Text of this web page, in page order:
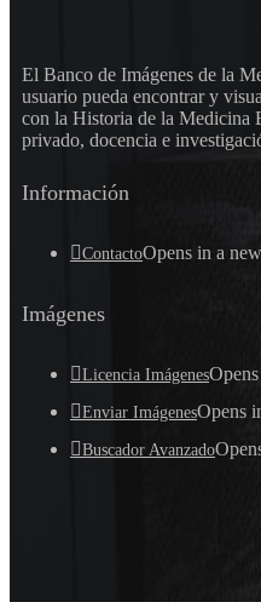
El Banco de Imágenes de la
usuario pueda encontrar y
con la Historia de la Medicina
privado, docencia e
Información
ContactoOpens in a
Imágenes
Licencia Imágenes
Enviar ImágenesOpens
Buscador Avanzado